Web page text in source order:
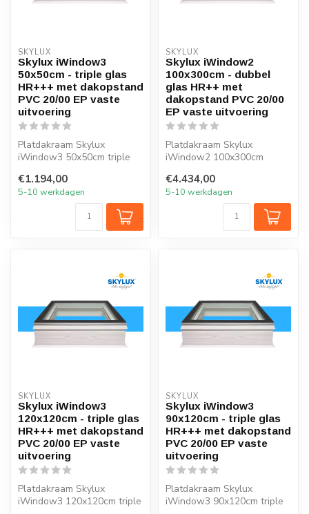
SKYLUX
Skylux iWindow3
50x50cm - triple glas
HR+++ met dakopstand
PVC 20/00 EP vaste
uitvoering
Platdakraam Skylux
iWindow3 50x50cm triple
€1.194,00
5-10 werkdagen
SKYLUX
Skylux iWindow2
100x300cm - dubbel
glas HR++ met
dakopstand PVC 20/00
EP vaste uitvoering
Platdakraam Skylux
iWindow2 100x300cm
€4.434,00
5-10 werkdagen
SKYLUX
Skylux iWindow3
120x120cm - triple glas
HR+++ met dakopstand
PVC 20/00 EP vaste
uitvoering
Platdakraam Skylux
iWindow3 120x120cm triple
SKYLUX
Skylux iWindow3
90x120cm - triple glas
HR+++ met dakopstand
PVC 20/00 EP vaste
uitvoering
Platdakraam Skylux
iWindow3 90x120cm triple